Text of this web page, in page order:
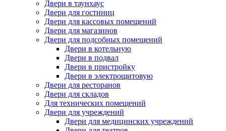
Двери в таунхаус
Двери для гостиниц
Двери для кассовых помещений
Двери для магазинов
Двери для подсобных помещений
Двери в котельную
Двери в подвал
Двери в пристройку
Двери в электрощитовую
Двери для ресторанов
Двери для складов
Для технических помещений
Двери для учреждений
Двери для медицинских учреждений